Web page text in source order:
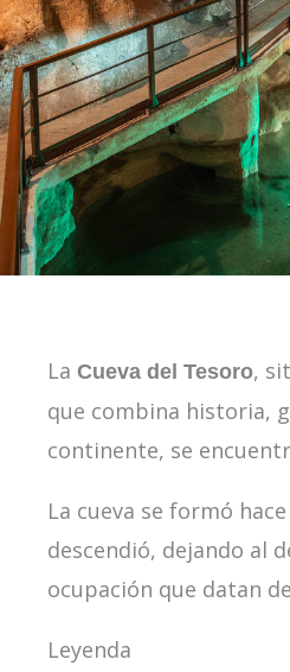
La Cueva del Tesoro,
que combina historia,
continente, se
La cueva se formó
descendió, dejando al
ocupación que datan
Leyenda